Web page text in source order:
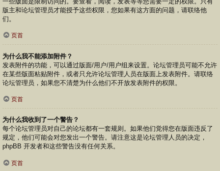
版主和论坛管理员才能授予这些权限，您如果有这方面的问题，请联络他
们。
页首
为什么我不能添加附件？
发表附件的功能，可以通过版面/用户/用户组来设置。论坛管理员可能不允许
在某些版面粘贴附件，或者只允许论坛管理人员在版面上发表附件。请联络
论坛管理员，如果您不清楚为什么他们不开放发表附件的权限。
页首
为什么我收到了一个警告？
每个论坛管理员对自己的论坛都有一套规则。如果他们觉得您在版面违反了
规定，他们可能会对您发出一个警告。请注意这是论坛管理人员的决定，
phpBB 开发者和这些警告没有任何关系。
页首